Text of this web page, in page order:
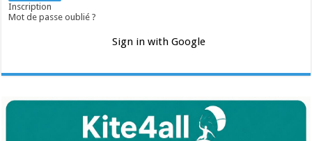
Inscription
Mot de passe oublié ?
Sign in with Google